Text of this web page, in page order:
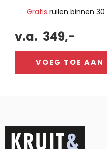
Gratis ruilen binnen 30
v.a. 349,-
VOEG TOE AAN